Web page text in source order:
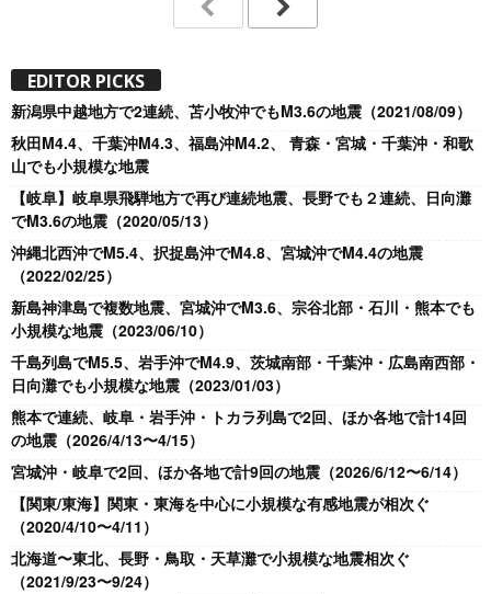
EDITOR PICKS
新潟県中越地方で2連続、苫小牧沖でもM3.6の地震（2021/08/09）
秋田M4.4、千葉沖M4.3、福島沖M4.2、 青森・宮城・千葉沖・和歌
山でも小規模な地震
【岐阜】岐阜県飛騨地方で再び連続地震、長野でも２連続、日向灘
でM3.6の地震（2020/05/13）
沖縄北西沖でM5.4、択捉島沖でM4.8、宮城沖でM4.4の地震
（2022/02/25）
新島神津島で複数地震、宮城沖でM3.6、宗谷北部・石川・熊本でも
小規模な地震（2023/06/10）
千島列島でM5.5、岩手沖でM4.9、茨城南部・千葉沖・広島南西部・
日向灘でも小規模な地震（2023/01/03）
熊本で連続、岐阜・岩手沖・トカラ列島で2回、ほか各地で計14回
の地震（2026/4/13〜4/15）
宮城沖・岐阜で2回、ほか各地で計9回の地震（2026/6/12〜6/14）
【関東/東海】関東・東海を中心に小規模な有感地震が相次ぐ
（2020/4/10〜4/11）
北海道〜東北、長野・鳥取・天草灘で小規模な地震相次ぐ
（2021/9/23〜9/24）